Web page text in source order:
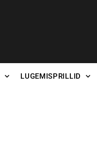
LUGEMISPRILLID